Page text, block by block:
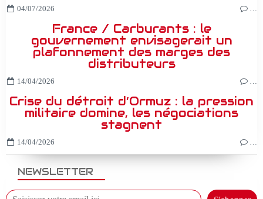
NEWSLETTER
04/07/2026 …
France / Carburants : le
gouvernement envisagerait un
plafonnement des marges des
distributeurs
14/04/2026 …
Crise du détroit d’Ormuz : la pression
militaire domine, les négociations
stagnent
14/04/2026 …